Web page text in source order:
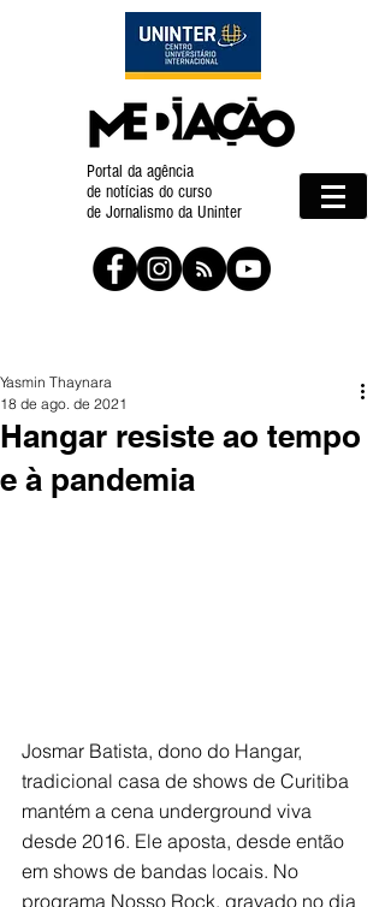
Portal da agência
de notícias do curso
de Jornalismo da Uninter
Hangar resiste ao tempo
e à pandemia
Yasmin Thaynara
18 de ago. de 2021
Josmar Batista, dono do Hangar,
tradicional casa de shows de Curitiba
mantém a cena underground viva
desde 2016. Ele aposta, desde então
em shows de bandas locais. No
programa Nosso Rock, gravado no dia